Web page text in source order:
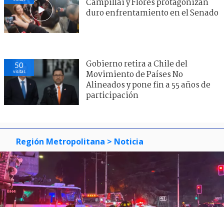
Campillai y Flores protagonizan
duro enfrentamiento en el Senado
50
visitas
Gobierno retira a Chile del
Movimiento de Países No
Alineados y pone fin a 55 años de
participación
Región Metropolitana > Noticia